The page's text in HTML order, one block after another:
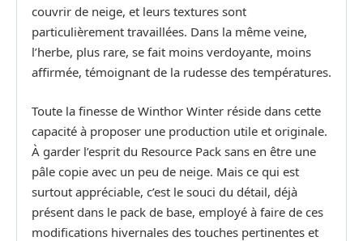
couvrir de neige, et leurs textures sont
particulièrement travaillées. Dans la même veine,
l’herbe, plus rare, se fait moins verdoyante, moins
affirmée, témoignant de la rudesse des températures.
Toute la finesse de Winthor Winter réside dans cette
capacité à proposer une production utile et originale.
À garder l’esprit du Resource Pack sans en être une
pâle copie avec un peu de neige. Mais ce qui est
surtout appréciable, c’est le souci du détail, déjà
présent dans le pack de base, employé à faire de ces
modifications hivernales des touches pertinentes et